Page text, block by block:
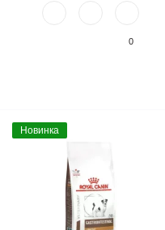
0
Новинка